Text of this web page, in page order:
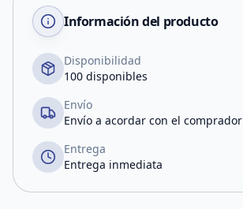
Información del producto
Disponibilidad
100 disponibles
Envío
Envío a acordar con el comprador
Entrega
Entrega inmediata